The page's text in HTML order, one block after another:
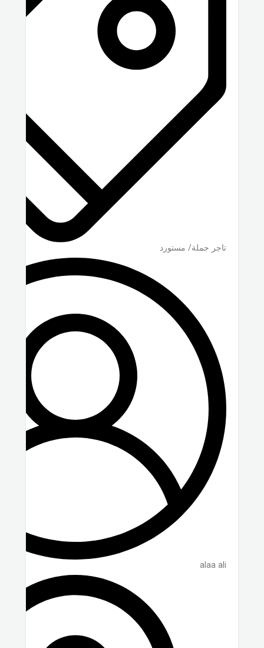
تاجر جملة/ مستورد
alaa ali